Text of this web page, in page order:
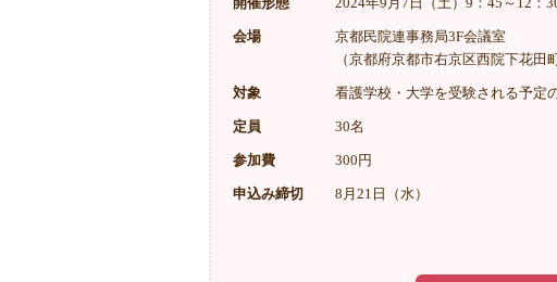
開催形態 2024年9月7日（土）9：45～12：
会場
京都民院連事務局3F会議室
（京都府京都市右京区西院下花田
対象 看護学校・大学を受験される予定
定員 30名
参加費 300円
申込み締切 8月21日（水）